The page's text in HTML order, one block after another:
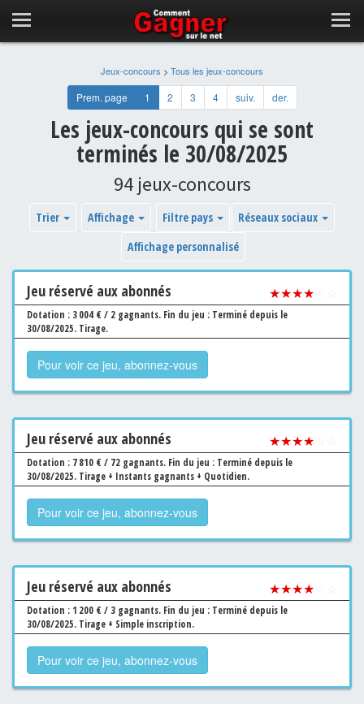
Jeux-concours > Tous les jeux-concours
Prem. page 1 2 3 4 suiv. der.
Les jeux-concours qui se sont
terminés le 30/08/2025
94 jeux-concours
Trier Affichage Filtre pays
Réseaux sociaux
Affichage personnalisé
Jeu réservé aux abonnés ★★★★
Dotation : 3 004 € / 2 gagnants. Fin du jeu : Terminé depuis le
30/08/2025. Tirage.
Pour voir ce jeu, abonnez-vous
Jeu réservé aux abonnés ★★★★
Dotation : 7 810 € / 72 gagnants. Fin du jeu : Terminé depuis le
30/08/2025. Tirage + Instants gagnants + Quotidien.
Pour voir ce jeu, abonnez-vous
Jeu réservé aux abonnés ★★★★
Dotation : 1 200 € / 3 gagnants. Fin du jeu : Terminé depuis le
30/08/2025. Tirage + Simple inscription.
Pour voir ce jeu, abonnez-vous